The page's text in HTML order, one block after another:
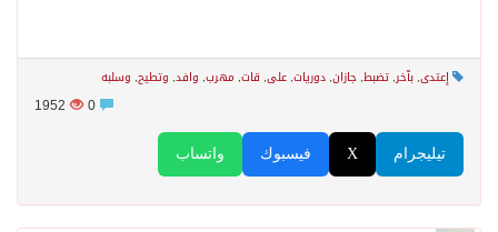
جماعة الحوثي تعلن الحرب و اذرع طهران تخطط باعمال ارهابية واسعة تطال دول الشرق الاوسط
قمة سعودية – تركية – باكستانية في جدة
إعتدى, بآخر, تضبط, جازان, دوريات, على, قات, مهرب, وافد, وتطيح, وسلبه
1952
واتساب فيسبوك X تيليجرام